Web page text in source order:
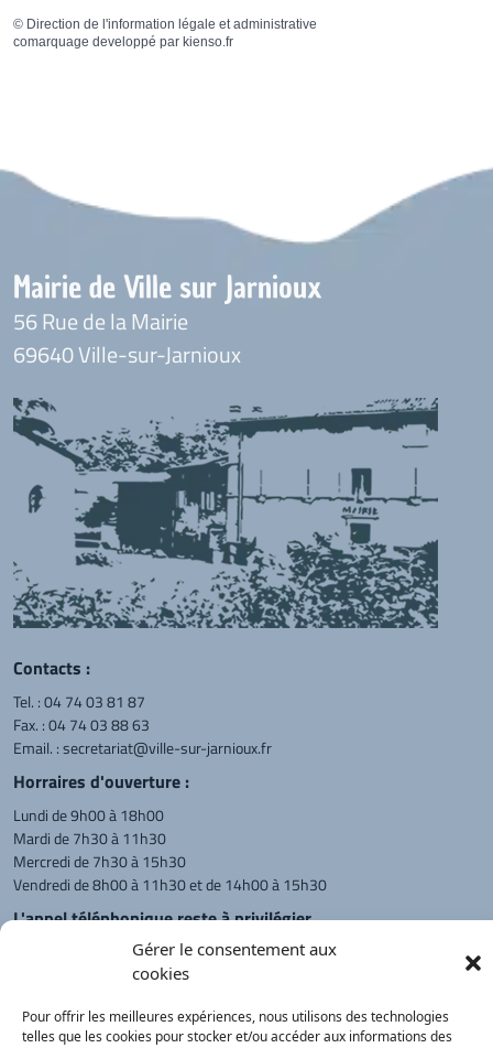
Gérer le consentement aux
cookies
Pour offrir les meilleures expériences, nous utilisons des technologies
telles que les cookies pour stocker et/ou accéder aux informations des
© Direction de l'information légale et administrative
comarquage developpé par kienso.fr
Mairie de Ville sur Jarnioux
56 Rue de la Mairie
69640 Ville-sur-Jarnioux
Contacts :
Tel. :04 74 03 81 87
Fax. : 04 74 03 88 63
Email. :secretariat@ville-sur-jarnioux.fr
Horraires d'ouverture :
Lundi de 9h00 à 18h00
Mardi de 7h30 à 11h30
Mercredi de 7h30 à 15h30
Vendredi de 8h00 à 11h30 et de 14h00 à 15h30
L'appel téléphonique reste à privilégier
Monsieur le Maire et les adjoints
reçoivent sur rendez-vous.
Retour à l'accueil Actualités